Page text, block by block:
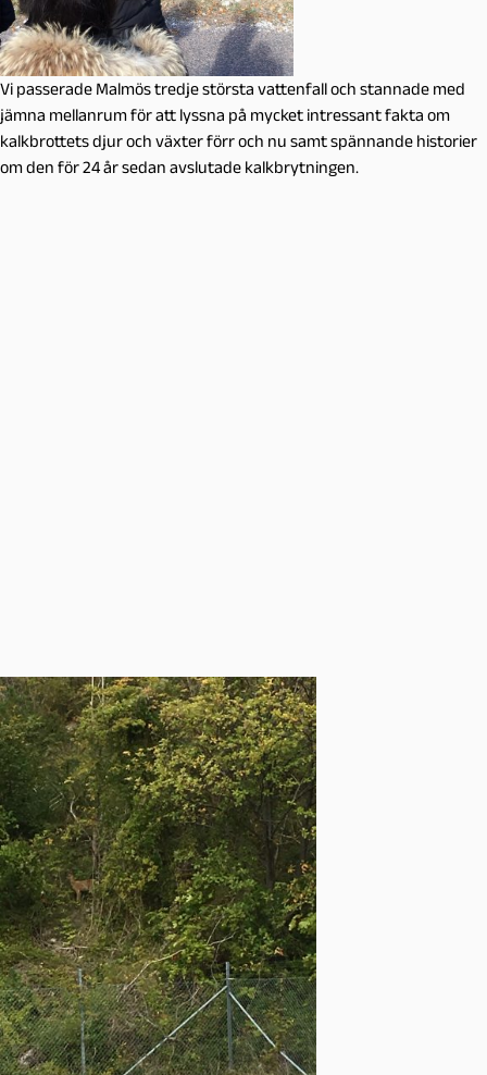
Vi passerade Malmös tredje största vattenfall och stannade med
jämna mellanrum för att lyssna på mycket intressant fakta om
kalkbrottets djur och växter förr och nu samt spännande historier
om den för 24 år sedan avslutade kalkbrytningen.